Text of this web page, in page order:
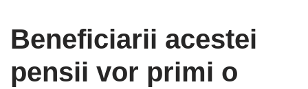
Beneficiarii acestei
pensii vor primi o